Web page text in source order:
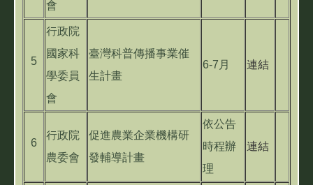
會
5
行政院
國家科
學委員
會
臺灣科普傳播事業催
生計畫
6-7月 連結
6
行政院
農委會
促進農業企業機構研
發輔導計畫
依公告
時程辦
理
連結